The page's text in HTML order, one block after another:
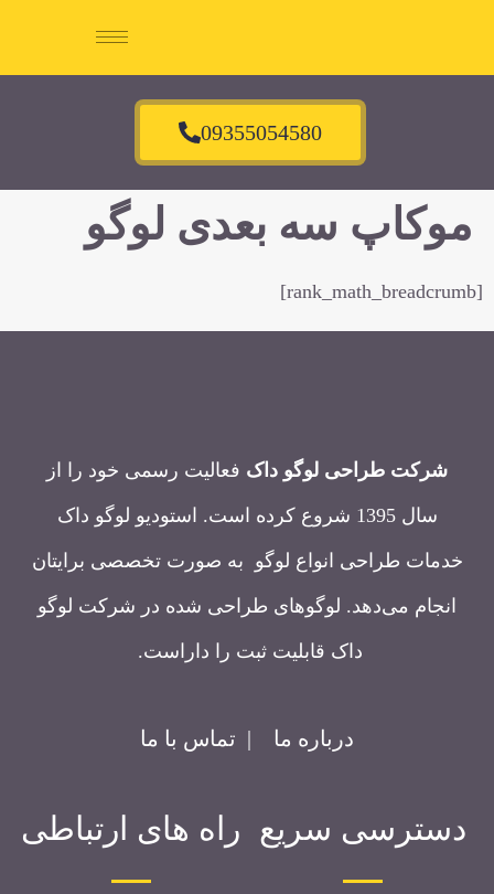
09355054580
موکاپ سه بعدی لوگو
[rank_math_breadcrumb]
شرکت طراحی لوگو داک فعالیت رسمی خود را از
سال 1395 شروع کرده است. استودیو لوگو داک
خدمات طراحی انواع لوگو به صورت تخصصی برایتان
انجام می‌دهد. لوگوهای طراحی شده در شرکت لوگو
داک قابلیت ثبت را داراست.
درباره ما | تماس با ما
دسترسی سریع راه های ارتباطی